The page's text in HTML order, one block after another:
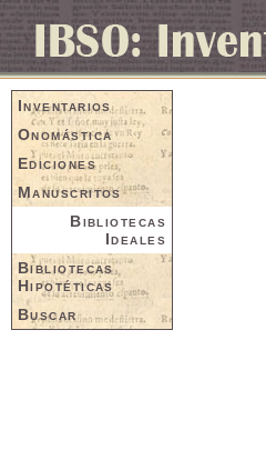
Inventarios
Onomástica
Ediciones
Manuscritos
Bibliotecas
Ideales
Bibliotecas
Hipotéticas
Buscar